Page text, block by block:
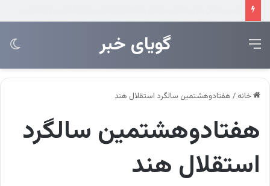
‌‌‌گویای خبر منو
خانه / هفتادوهشتمین سالگرد استقلال هند
هفتادوهشتمین سالگرد
استقلال هند